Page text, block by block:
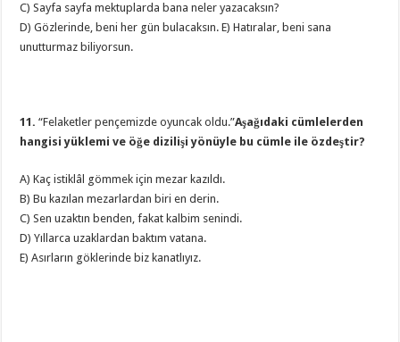
C) Sayfa sayfa mektuplarda bana neler yazacaksın?
D) Gözlerinde, beni her gün bulacaksın. E) Hatıralar, beni sana
unutturmaz biliyorsun.
11. “Felaketler pençemizde oyuncak oldu.”Aşağıdaki cümlelerden
hangisi yüklemi ve öğe dizilişi yönüyle bu cümle ile özdeştir?
A) Kaç istiklâl gömmek için mezar kazıldı.
B) Bu kazılan mezarlardan biri en derin.
C) Sen uzaktın benden, fakat kalbim senindi.
D) Yıllarca uzaklardan baktım vatana.
E) Asırların göklerinde biz kanatlıyız.